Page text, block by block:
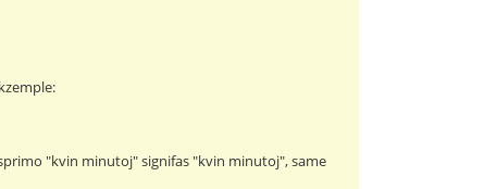
"kvin minutoj" signifas "kvin minutoj", same